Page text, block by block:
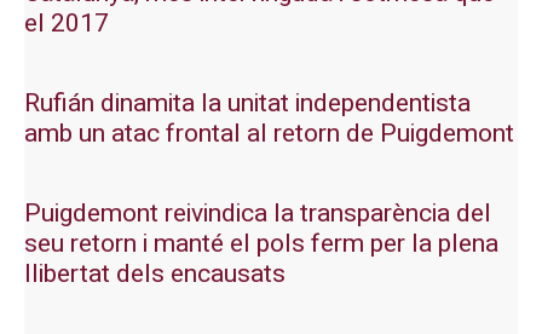
el 2017
Rufián dinamita la unitat independentista
amb un atac frontal al retorn de Puigdemont
Puigdemont reivindica la transparència del
seu retorn i manté el pols ferm per la plena
llibertat dels encausats